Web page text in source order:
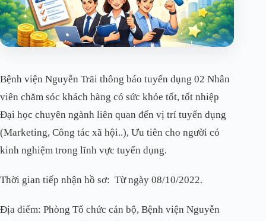
Bệnh viện Nguyễn Trãi thông báo tuyển dụng 02 Nhân
viên chăm sóc khách hàng có sức khỏe tốt, tốt nhiệp
Đại học chuyên ngành liên quan đến vị trí tuyển dụng
(Marketing, Công tác xã hội..), Ưu tiên cho người có
kinh nghiệm trong lĩnh vực tuyển dụng.
Thời gian tiếp nhận hồ sơ: Từ ngày 08/10/2022.
Địa điểm: Phòng Tổ chức cán bộ, Bệnh viện Nguyễn